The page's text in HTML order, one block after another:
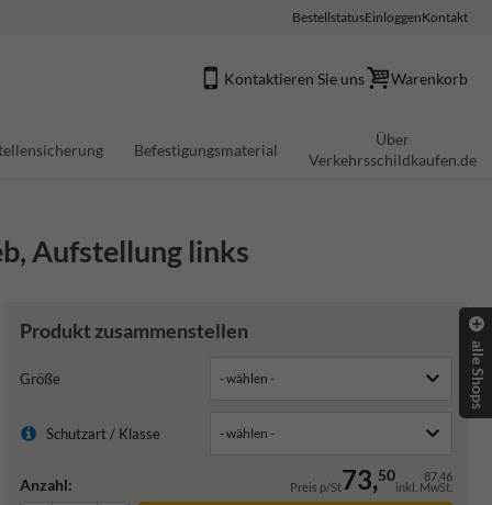
BestellstatusEinloggenKontakt
Kontaktieren Sie uns Warenkorb
Befestigungsmaterial
Über
Verkehrsschildkaufen.de
Aufstellung links
Produkt zusammenstellen
Größe
Schutzart / Klasse
Anzahl: Preis p/St73,50 87,46
inkl. MwSt.
alle Shops